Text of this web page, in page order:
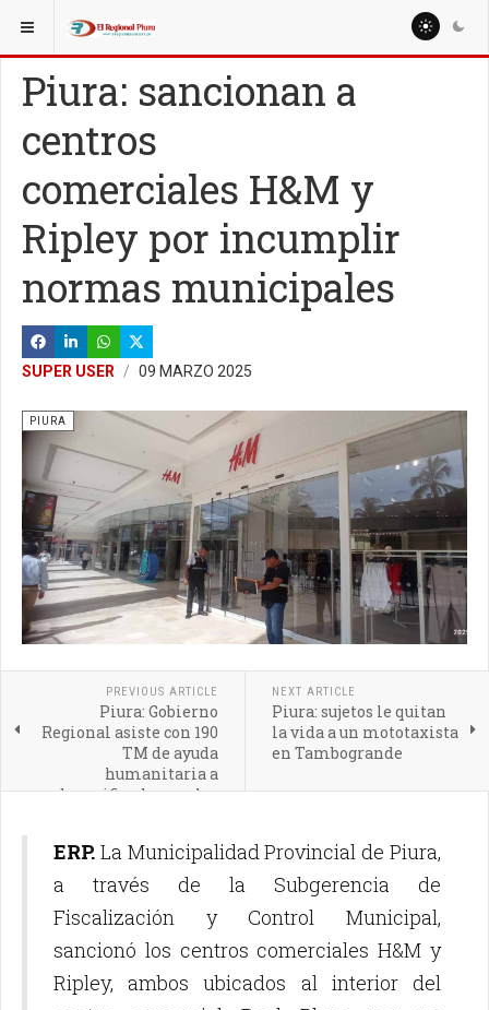
ESTÁ AQUÍ: REGIÓN PIURA
Piura: sancionan a
centros
comerciales H&M y
Ripley por incumplir
normas municipales
SUPER USER 09 MARZO 2025
PIURA
PREVIOUS ARTICLE
Piura: Gobierno
Regional asiste con 190
TM de ayuda
humanitaria a
damnificados por las
NEXT ARTICLE
Piura: sujetos le quitan
la vida a un mototaxista
en Tambogrande
ERP. La Municipalidad Provincial de Piura,
a través de la Subgerencia de
Fiscalización y Control Municipal,
sancionó los centros comerciales H&M y
Ripley, ambos ubicados al interior del